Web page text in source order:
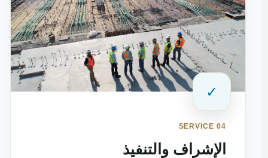
✓
SERVICE 04
الإشراف والتنفيذ